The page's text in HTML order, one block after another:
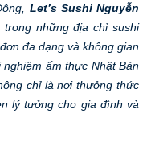
Let’s Sushi Nguyễn
những địa chỉ sushi
đa dạng và không gian
ẩm thực Nhật Bản
chỉ là nơi thưởng thức
lý tưởng cho gia đình và